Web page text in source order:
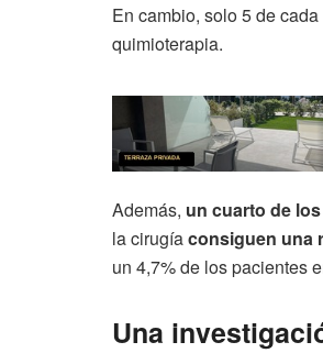
En cambio, solo 5 de
quimioterapia.
Además, un cuarto de
la cirugíaconsiguen una
un 4,7% de los pacientes
Una